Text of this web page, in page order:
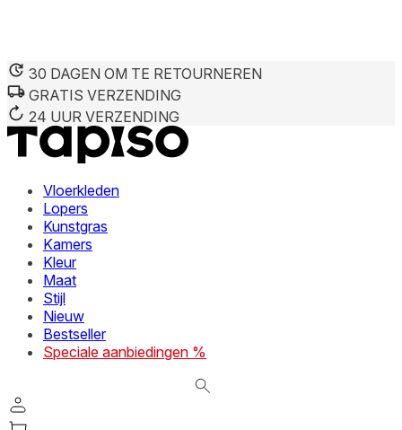
30 DAGEN OM TE RETOURNEREN
GRATIS VERZENDING
24 UUR VERZENDING
Vloerkleden
Lopers
Kunstgras
Kamers
Kleur
Maat
Stijl
Nieuw
Bestseller
Speciale aanbiedingen %
We gebruiken cookies om inhoud en advertenties te
deze informatie combineren met andere gegevens die u
diensten.
Noodzakelijk
Noodzakelijke cookies zijn essentieel voor de
verandert, zoals uw voorkeurstaal of de regio waar u zich